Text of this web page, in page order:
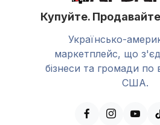
Купуйте.
Українсько-
маркетплейс, що
бізнеси та громади по
США.